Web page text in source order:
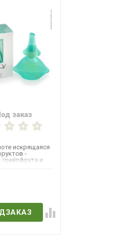
заказ
искрящаяся
-
и